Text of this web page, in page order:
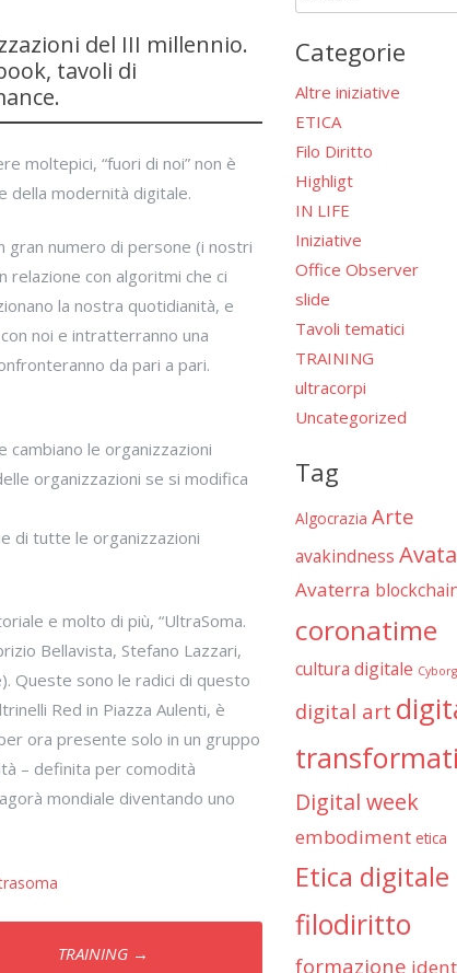
del III millennio.
tavoli di
moltepici, “fuori di noi” non è
della modernità digitale.
gran numero di persone (i nostri
relazione con algoritmi che ci
la nostra quotidianità, e
noi e intratterranno una
da pari a pari.
cambiano le organizzazioni
organizzazioni se si modifica
di tutte le organizzazioni
e molto di più, “UltraSoma.
Bellavista, Stefano Lazzari,
Queste sono le radici di questo
Red in Piazza Aulenti, è
ora presente solo in un gruppo
– definita per comodità
mondiale diventando uno
TRAINING →
per:
Categorie
Altre iniziative
ETICA
Filo Diritto
Highligt
IN LIFE
Iniziative
Office Observer
slide
Tavoli tematici
TRAINING
ultracorpi
Uncategorized
Tag
Algocrazia Arte
avakindness
Avaterra
coronatime
cultura digitale Cyborg
digital art
Digital week
embodiment etica
Etica digitale
filodiritto
formazione